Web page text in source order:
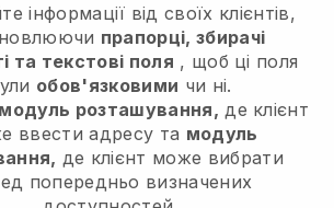
інформації від своїх клієнтів,
прапорці, збирачі
та текстові поля , щоб ці поля
обов'язковими чи ні.
модуль розташування, де клієнт
ввести адресу та модуль
де клієнт може вибрати
попередньо визначених